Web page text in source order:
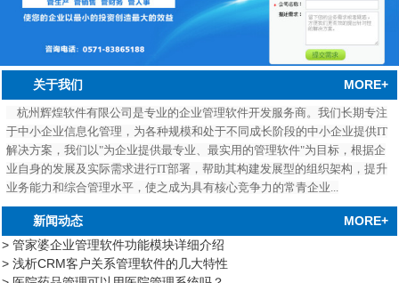
关于我们 MORE+
杭州辉煌软件有限公司是专业的企业管理软件开发服务商。我们长期专注
于中小企业信息化管理，为各种规模和处于不同成长阶段的中小企业提供IT
解决方案，我们以"为企业提供最专业、最实用的管理软件"为目标，根据企
业自身的发展及实际需求进行IT部署，帮助其构建发展型的组织架构，提升
业务能力和综合管理水平，使之成为具有核心竞争力的常青企业...
新闻动态
MORE+
> 管家婆企业管理软件功能模块详细介绍
> 浅析CRM客户关系管理软件的几大特性